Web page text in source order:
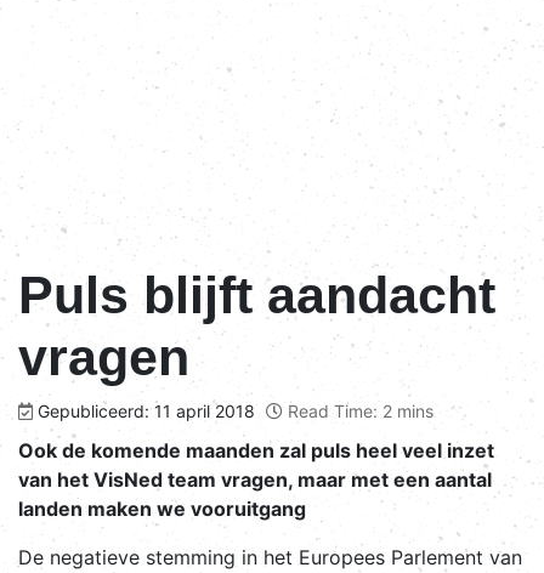
Puls blijft aandacht
vragen
Gepubliceerd: 11 april 2018 Read Time: 2 mins
Ook de komende maanden zal puls heel veel inzet
van het VisNed team vragen, maar met een aantal
landen maken we vooruitgang
De negatieve stemming in het Europees Parlement van